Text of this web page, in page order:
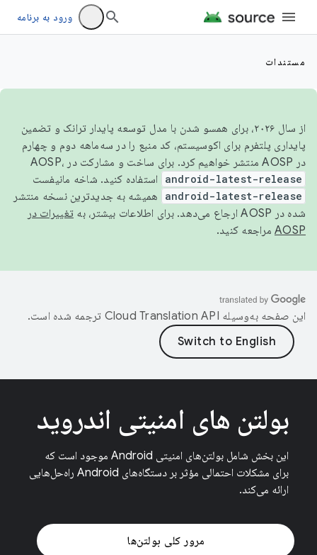
ورود به برنامه
مستندات
از سال ۲۰۲۶، برای همسو شدن با مدل توسعه پایدار ترانک و تضمین
پایداری پلتفرم برای اکوسیستم، کد منبع را در سه‌ماهه دوم و چهارم
در AOSP منتشر خواهیم کرد. برای ساخت و مشارکت در AOSP،
android-latest-release استفاده کنید. شاخه مانیفست
android-latest-release
همیشه به جدیدترین نسخه منتشر
شده در AOSP ارجاع می‌دهد. برای اطلاعات بیشتر، به
تغییرات در
AOSP مراجعه کنید.
این صفحه به‌وسیله ترجمه شده است.
بولتن های امنیتی اندروید
این بخش شامل بولتن‌های امنیتی Android موجود است که
برای مشکلات احتمالی مؤثر بر دستگاه‌های Android راه‌حل‌هایی
ارائه می‌کند.
مرور کلی بولتن‌ها